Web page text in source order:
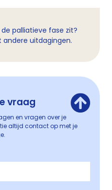
palliatieve fase zit?
andere uitdagingen.
vraag
en vragen over je
altijd contact op met je